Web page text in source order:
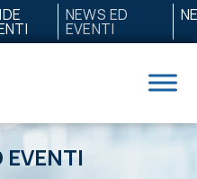
NEWS ED
EVENTI
EVENTI